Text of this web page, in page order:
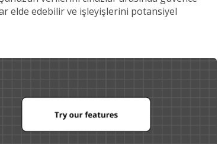
elde edebilir ve işleyişlerini potansiyel